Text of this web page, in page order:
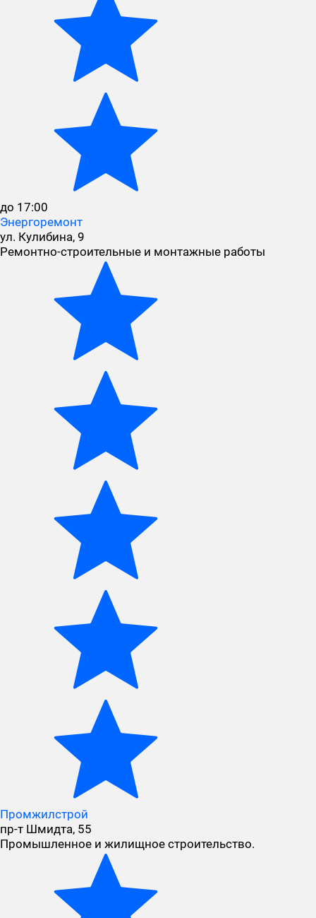
до 17:00
Энергоремонт
ул. Кулибина, 9
Ремонтно-строительные и монтажные работы
Промжилстрой
пр-т Шмидта, 55
Промышленное и жилищное строительство.